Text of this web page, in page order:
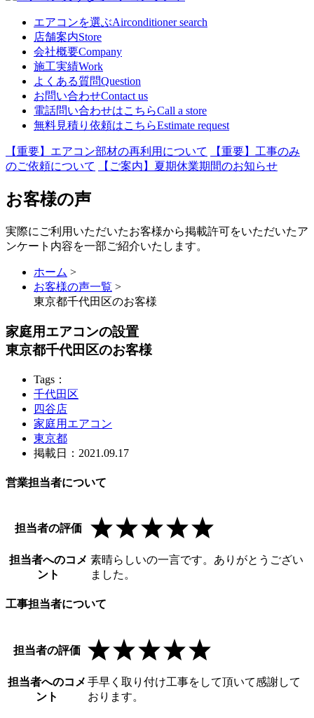
エアコンを選ぶAirconditioner search
店舗案内Store
会社概要Company
施工実績Work
よくある質問Question
お問い合わせContact us
電話問い合わせはこちらCall a store
無料見積り依頼はこちらEstimate request
【重要】エアコン部材の再利用について
【重要】工事のみ
のご依頼について
【ご案内】夏期休業期間のお知らせ
お客様の声
実際にご利用いただいたお客様から掲載許可をいただいたア
ンケート内容を一部ご紹介いたします。
ホーム >
お客様の声一覧 >
東京都千代田区のお客様
家庭用エアコンの設置
東京都千代田区のお客様
Tags：
千代田区
四谷店
家庭用エアコン
東京都
掲載日：2021.09.17
営業担当者について
担当者の評価
担当者へのコメ
ント
素晴らしいの一言です。ありがとうござい
ました。
工事担当者について
担当者の評価
担当者へのコメ
ント
手早く取り付け工事をして頂いて感謝して
おります。